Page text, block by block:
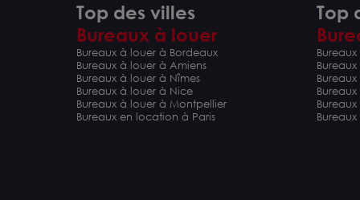
BUREAUX NEUFS A VENDRE A
LOUER - MONTPELLIER PORT
MARIANNE
34000 MONTPELLIER
377 m²
Prix sur demande
Bureaux à
divisible à
parking
34400 LUNEL
De 310 m²
Dès 1 750
Top des villes
Bureaux à louer
Bureaux à louer à Bordeaux
Bureaux à louer à Amiens
Bureaux à louer à Nîmes
Bureaux à louer à Nice
Bureaux à louer à Montpellier
Bureaux en location à Paris
Top